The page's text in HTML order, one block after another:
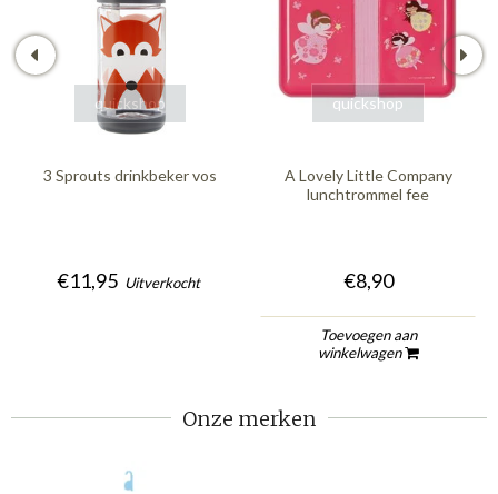
quickshop
3 Sprouts drinkbeker vos
€11,95 Uitverkocht
quickshop
A Lovely Little Company
lunchtrommel fee
€8,90
Toevoegen aan
winkelwagen
Onze merken